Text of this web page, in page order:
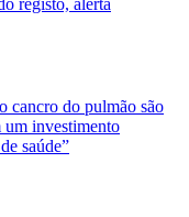
cancro do pulmão são
um investimento
saúde”